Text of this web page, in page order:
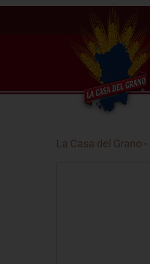
La Casa del Grano -